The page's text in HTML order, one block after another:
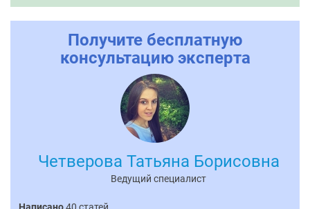
Получите бесплатную
консультацию эксперта
Четверова Татьяна Борисовна
Ведущий специалист